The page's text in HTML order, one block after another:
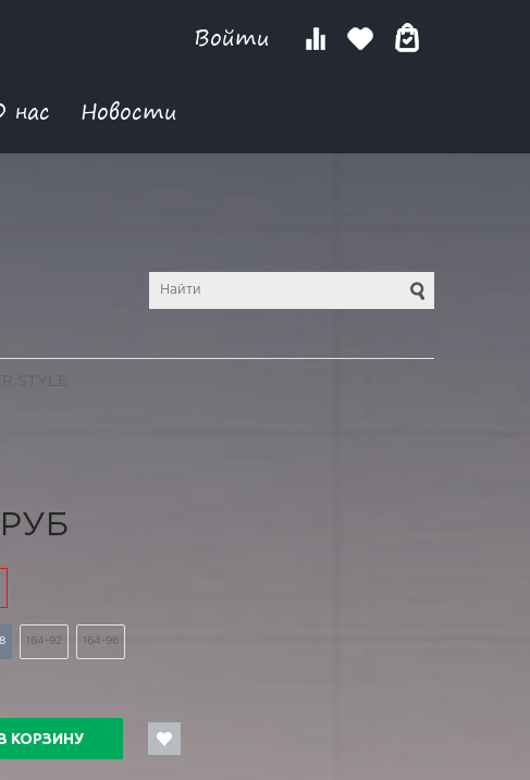
Войти
нас Новости
STYLE
164-92 164-96
КОРЗИНУ